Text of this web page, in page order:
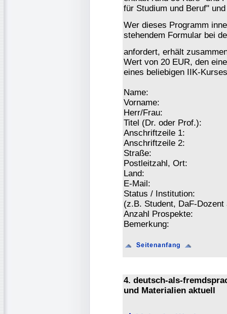
für Studium und Beruf"
Wer dieses Programm
stehendem Formular bei
anfordert, erhält
Wert von 20 EUR, den
eines beliebigen IIK-
Name:
Vorname:
Herr/Frau:
Titel (Dr. oder Prof.):
Anschriftzeile 1:
Anschriftzeile 2:
Straße:
Postleitzahl, Ort:
Land:
E-Mail:
Status / Institution:
(z.B. Student, DaF-Dozent
Anzahl Prospekte:
Bemerkung:
4. deutsch-als-
und Materialien aktuell